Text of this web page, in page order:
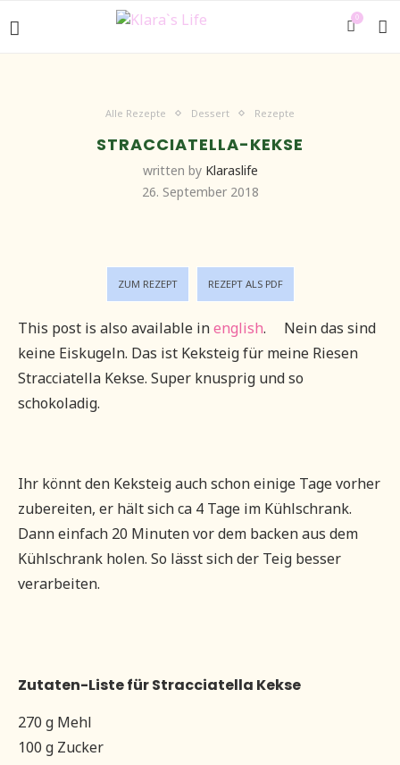
0
Alle Rezepte Dessert Rezepte
STRACCIATELLA-KEKSE
written by Klaraslife
26. September 2018
ZUM REZEPT REZEPT ALS PDF
This post is also available inenglish.
Nein das sind
keine Eiskugeln. Das ist Keksteig für meine Riesen
Stracciatella Kekse. Super knusprig und so
schokoladig.
Ihr könnt den Keksteig auch schon einige Tage vorher
zubereiten, er hält sich ca 4 Tage im Kühlschrank.
Dann einfach 20 Minuten vor dem backen aus dem
Kühlschrank holen. So lässt sich der Teig besser
verarbeiten.
Zutaten-Liste für Stracciatella Kekse
270 g Mehl
100 g Zucker